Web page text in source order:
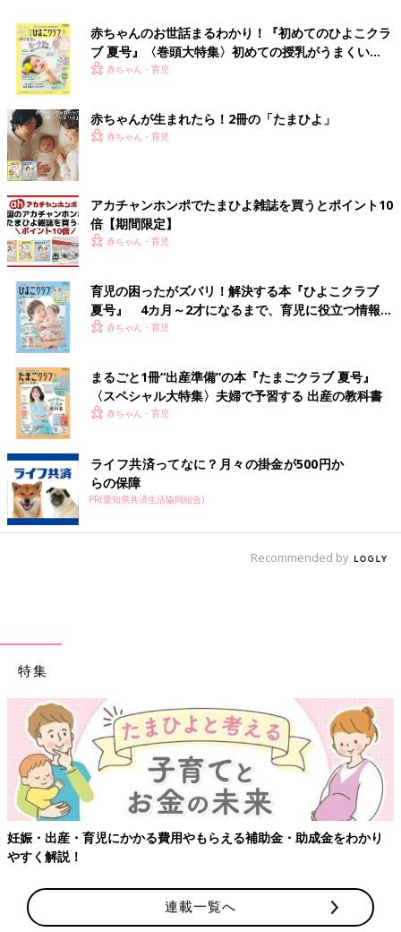
赤ちゃんのお世話まるわかり！『初めてのひよこクラ
ブ 夏号』〈巻頭大特集〉初めての授乳がうまくい
く！ おっぱい・ミルクの基本と夏のトラブル 解決テ
赤ちゃん・育児
赤ちゃんが生まれたら！2冊の「たまひよ」
赤ちゃん・育児
アカチャンホンポでたまひよ雑誌を買うとポイント10
倍【期間限定】
赤ちゃん・育児
育児の困ったがズバリ！解決する本『ひよこクラブ
夏号』 4カ月～2才になるまで、育児に役立つ情報が
いっぱい！
赤ちゃん・育児
まるごと1冊“出産準備”の本『たまごクラブ 夏号』
〈スペシャル大特集〉夫婦で予習する 出産の教科書
赤ちゃん・育児
ライフ共済ってなに？月々の掛金が500円か
らの保障
PR(愛知県共済生活協同組合)
Recommended by
特集
妊娠・出産・育児にかかる費用やもらえる補助金・助成金をわかり
やすく解説！
連載一覧へ